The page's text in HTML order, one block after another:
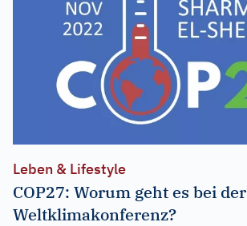
Leben & Lifestyle
COP27: Worum geht es bei der
Weltklimakonferenz?